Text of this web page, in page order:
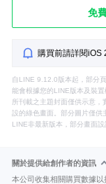
免
購買前請詳閱iOS
自LINE 9.12.0版本起，部分
能會根據您的LINE版本及裝
所刊載之主題封面僅供示意
設的綠色畫面。部分圖片僅供
LINE非最新版本，部分畫面設
關於提供給創作者的資訊
本公司收集相關購買數據以